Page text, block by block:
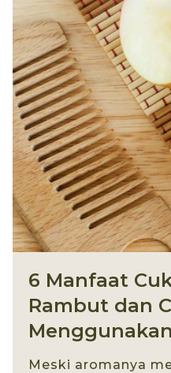
6 Manfaat
Rambut dan
Meski aromanya